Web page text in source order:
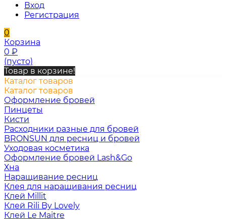
Вход
Регистрация
0
Корзина
0 ₽
(пусто)
Товар в корзине!
Каталог товаров
Каталог товаров
Оформление бровей
Пинцеты
Кисти
Расходники разные для бровей
BRONSUN для ресниц и бровей
Уходовая косметика
Оформление бровей Lash&Go
Хна
Наращивание ресниц
Клея для наращивания ресниц
Клей Millit
Клей Rili By Lovely
Клей Le Maitre